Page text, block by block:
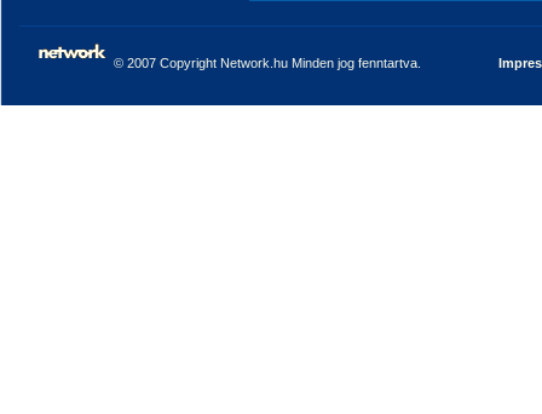
© 2007 Copyright Network.hu Minden jog fenntartva.